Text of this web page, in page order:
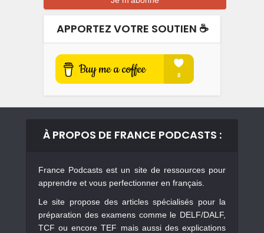
APPORTEZ VOTRE SOUTIEN ☕️
À PROPOS DE FRANCE PODCASTS :
France Podcasts est un site de ressources pour
apprendre et vous perfectionner en français.
Le site propose des articles spécialisés pour la
préparation des examens comme le DELF/DALF,
TCF ou encore TEF mais aussi des explications